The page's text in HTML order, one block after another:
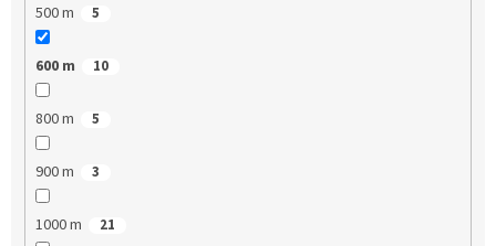
500 m 5
600 m 10
800 m 5
900 m 3
1000 m 21